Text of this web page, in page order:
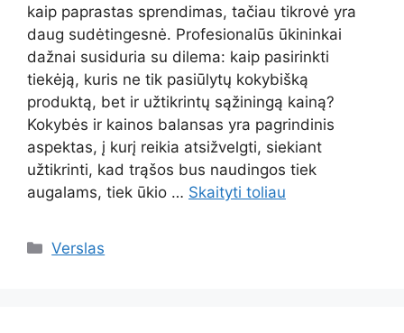
kaip paprastas sprendimas, tačiau tikrovė yra
daug sudėtingesnė. Profesionalūs ūkininkai
dažnai susiduria su dilema: kaip pasirinkti
tiekėją, kuris ne tik pasiūlytų kokybišką
produktą, bet ir užtikrintų sąžiningą kainą?
Kokybės ir kainos balansas yra pagrindinis
aspektas, į kurį reikia atsižvelgti, siekiant
užtikrinti, kad trąšos bus naudingos tiek
augalams, tiek ūkio … Skaityti toliau
Kategorijos
Verslas